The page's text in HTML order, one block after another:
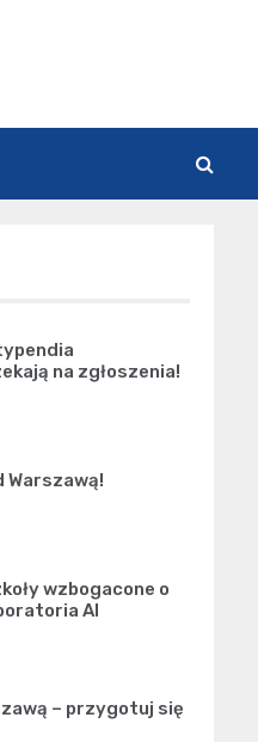
na zgłoszenia!
Warszawą!
wzbogacone o
AI
– przygotuj się